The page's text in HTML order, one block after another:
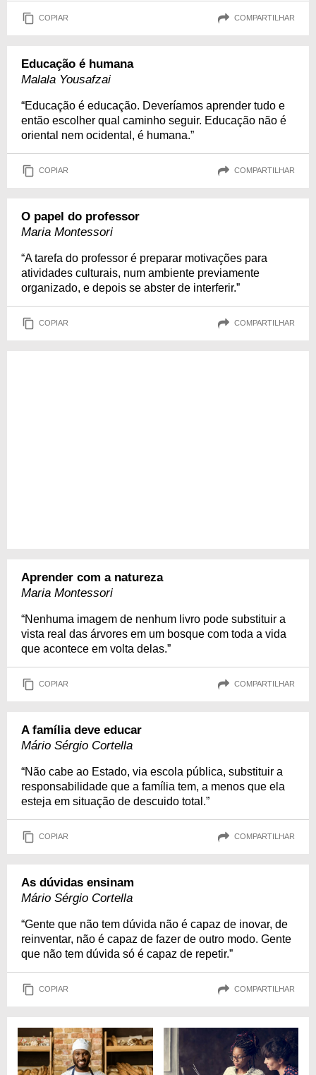
COPIAR COMPARTILHAR
Educação é humana
Malala Yousafzai
“Educação é educação. Deveríamos aprender tudo e
então escolher qual caminho seguir. Educação não é
oriental nem ocidental, é humana.”
COPIAR COMPARTILHAR
O papel do professor
Maria Montessori
“A tarefa do professor é preparar motivações para
atividades culturais, num ambiente previamente
organizado, e depois se abster de interferir.”
COPIAR COMPARTILHAR
Aprender com a natureza
Maria Montessori
“Nenhuma imagem de nenhum livro pode substituir a
vista real das árvores em um bosque com toda a vida
que acontece em volta delas.”
COPIAR COMPARTILHAR
A família deve educar
Mário Sérgio Cortella
“Não cabe ao Estado, via escola pública, substituir a
responsabilidade que a família tem, a menos que ela
esteja em situação de descuido total.”
COPIAR COMPARTILHAR
As dúvidas ensinam
Mário Sérgio Cortella
“Gente que não tem dúvida não é capaz de inovar, de
reinventar, não é capaz de fazer de outro modo. Gente
que não tem dúvida só é capaz de repetir.”
COPIAR COMPARTILHAR